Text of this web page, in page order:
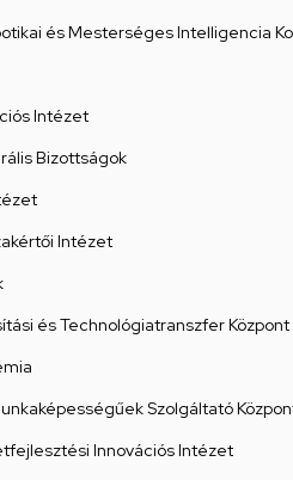
és Mesterséges Intelligencia
Intézet
Bizottságok
Intézet
és Technológiatranszfer Központ
Szolgáltató
Innovációs Intézet